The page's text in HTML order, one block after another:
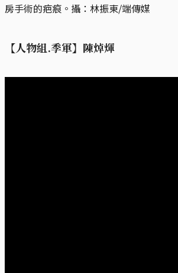
房手術的疤痕。攝：林振東/端傳媒
【人物組.季軍】陳焯煇